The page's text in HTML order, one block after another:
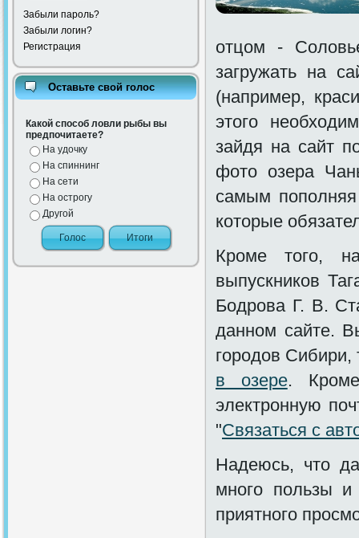
Забыли пароль?
Забыли логин?
Регистрация
Оставьте свой голос
Какой способ ловли рыбы вы
предпочитаете?
На удочку
На спиннинг
На сети
На острогу
Другой
отцом -
загружать на
(например,
этого
зайдя на сайт
фото озера
самым
которые
Кроме того,
выпускников
Бодрова Г. В.
данном сайте.
городов
в озере.
электронную
"Связаться с
Надеюсь, что
много пользы
приятного